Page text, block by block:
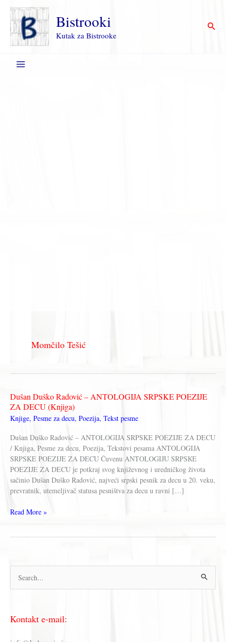
Пређи
садржај
Bistrooki
Kutak za Bistrooke
Momčilo Tešić
Dušan Duško Radović – ANTOLOGIJA SRPSKE POEZIJE
ZA DECU (Knjiga)
Knjige, Pesme za decu, Poezija, Tekst pesme
Dušan Duško Radović – ANTOLOGIJA SRPSKE POEZIJE ZA DECU
/ Knjiga, Pesme za decu, Poezija, Tekstovi pesama ANTOLOGIJA
SRPSKE POEZIJE ZA DECU Čuvenu ANTOLOGIJU SRPSКE
POEZIJE ZA DECU je potkraj svog književnog i uredničkog života
sačinio Dušan Duško Radović, najveći srpski pesnik za decu u 20. veku,
prevratnik, utemeljivač statusa pesništva za decu u ravni […]
Dušan
SRPSKE
POEZIJE
Read More »
р
т
Kontakt e-mail: